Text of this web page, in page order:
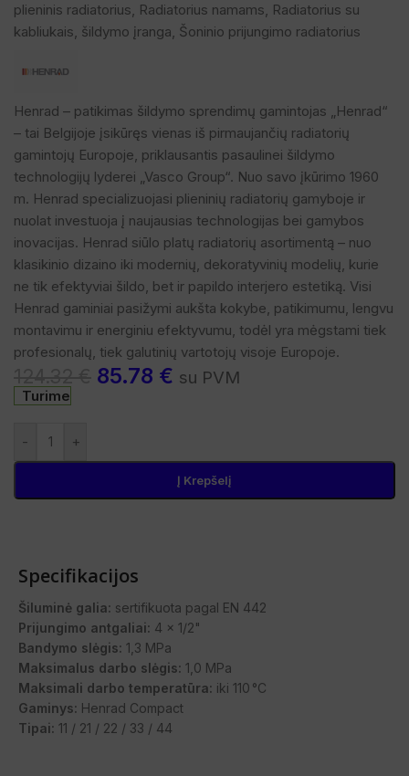
plieninis radiatorius, Radiatorius namams, Radiatorius su
kabliukais, šildymo įranga, Šoninio prijungimo radiatorius
Henrad – patikimas šildymo sprendimų gamintojas „Henrad“
– tai Belgijoje įsikūręs vienas iš pirmaujančių radiatorių
gamintojų Europoje, priklausantis pasaulinei šildymo
technologijų lyderei „Vasco Group“. Nuo savo įkūrimo 1960
m. Henrad specializuojasi plieninių radiatorių gamyboje ir
nuolat investuoja į naujausias technologijas bei gamybos
inovacijas. Henrad siūlo platų radiatorių asortimentą – nuo
klasikinio dizaino iki modernių, dekoratyvinių modelių, kurie
ne tik efektyviai šildo, bet ir papildo interjero estetiką. Visi
Henrad gaminiai pasižymi aukšta kokybe, patikimumu, lengvu
montavimu ir energiniu efektyvumu, todėl yra mėgstami tiek
profesionalų, tiek galutinių vartotojų visoje Europoje.
85.78 € su PVM
Turime
- +
Į Krepšelį
Specifikacijos
Šiluminė galia: sertifikuota pagal EN 442
Prijungimo antgaliai: 4 x 1/2"
Bandymo slėgis: 1,3 MPa
Maksimalus darbo slėgis: 1,0 MPa
Maksimali darbo temperatūra: iki 110 °C
Gaminys: Henrad Compact
Tipai: 11 / 21 / 22 / 33 / 44